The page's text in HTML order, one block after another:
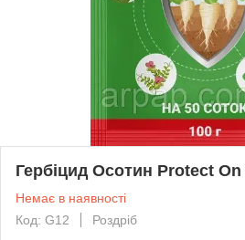
Гербіцид Осотин Protect On
Немає в наявності
Код: G12
Роздріб